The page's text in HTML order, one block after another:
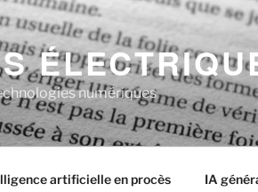
numériques
artificielle en procès IA